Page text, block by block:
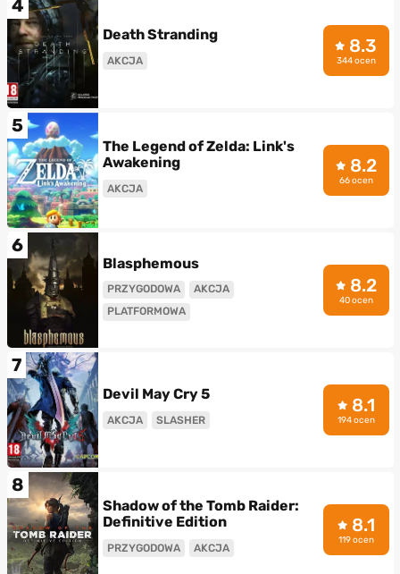
4
Death Stranding
AKCJA
8.3
344 ocen
5
The Legend of Zelda: Link's
Awakening
AKCJA
8.2
66 ocen
6
Blasphemous
PRZYGODOWA
AKCJA
PLATFORMOWA
8.2
40 ocen
7
Devil May Cry 5
AKCJA SLASHER
8.1
194 ocen
8
Shadow of the Tomb Raider:
Definitive Edition
PRZYGODOWA AKCJA
8.1
119 ocen